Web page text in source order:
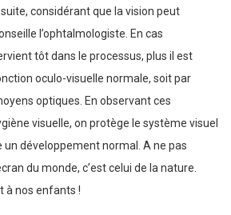
considérant que la vision peut
l’ophtalmologiste. En cas
tôt dans le processus, plus il est
oculo-visuelle normale, soit par
optiques. En observant ces
visuelle, on protège le système visuel
un développement normal. A ne pas
du monde, c’est celui de la nature.
à nos enfants !